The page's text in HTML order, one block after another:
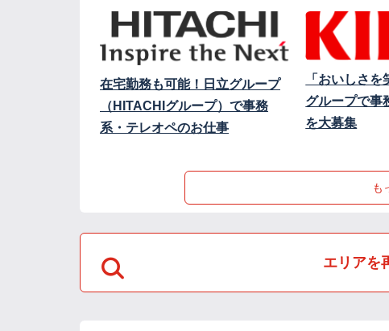
在宅勤務も可能！日立グループ
（HITACHIグループ）で事務
系・テレオペのお仕事
「おいしさ
グループで事
を大募集
も
エリアを